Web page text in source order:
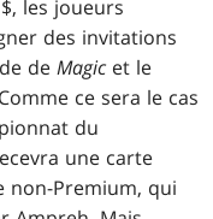
les joueurs
des invitations
deMagic et le
ce sera le cas
du
une carte
non-Premium, qui